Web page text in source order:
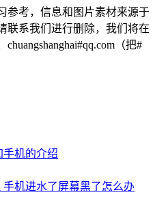
参考，信息和图片素材来源于
联系我们进行删除，我们将在
（把#
手机的介绍
机进水了屏幕黑了怎么办